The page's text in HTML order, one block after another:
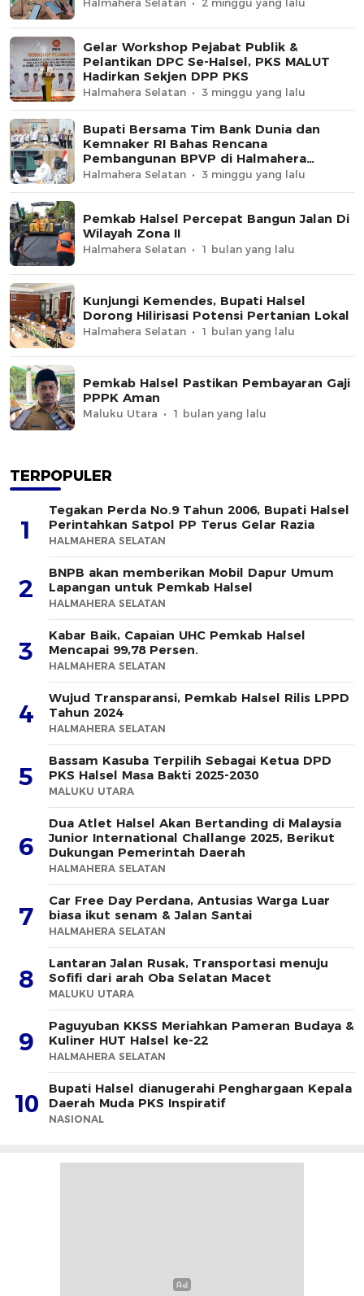
Halmahera Selatan 2 minggu yang lalu
Gelar Workshop Pejabat Publik &
Pelantikan DPC Se-Halsel, PKS MALUT
Hadirkan Sekjen DPP PKS
Halmahera Selatan 3 minggu yang lalu
Bupati Bersama Tim Bank Dunia dan
Kemnaker RI Bahas Rencana
Pembangunan BPVP di Halmahera
Selatan
Halmahera Selatan 3 minggu yang lalu
Pemkab Halsel Percepat Bangun Jalan Di
Wilayah Zona II
Halmahera Selatan 1 bulan yang lalu
Kunjungi Kemendes, Bupati Halsel
Dorong Hilirisasi Potensi Pertanian Lokal
Halmahera Selatan 1 bulan yang lalu
Pemkab Halsel Pastikan Pembayaran Gaji
PPPK Aman
Maluku Utara 1 bulan yang lalu
TERPOPULER
1
Tegakan Perda No.9 Tahun 2006, Bupati Halsel
Perintahkan Satpol PP Terus Gelar Razia
HALMAHERA SELATAN
2
BNPB akan memberikan Mobil Dapur Umum
Lapangan untuk Pemkab Halsel
HALMAHERA SELATAN
3
Kabar Baik, Capaian UHC Pemkab Halsel
Mencapai 99,78 Persen.
HALMAHERA SELATAN
4
Wujud Transparansi, Pemkab Halsel Rilis LPPD
Tahun 2024
HALMAHERA SELATAN
5
Bassam Kasuba Terpilih Sebagai Ketua DPD
PKS Halsel Masa Bakti 2025-2030
MALUKU UTARA
6
Dua Atlet Halsel Akan Bertanding di Malaysia
Junior International Challange 2025, Berikut
Dukungan Pemerintah Daerah
HALMAHERA SELATAN
7
Car Free Day Perdana, Antusias Warga Luar
biasa ikut senam & Jalan Santai
HALMAHERA SELATAN
8
Lantaran Jalan Rusak, Transportasi menuju
Sofifi dari arah Oba Selatan Macet
MALUKU UTARA
9
Paguyuban KKSS Meriahkan Pameran Budaya &
Kuliner HUT Halsel ke-22
HALMAHERA SELATAN
10
Bupati Halsel dianugerahi Penghargaan Kepala
Daerah Muda PKS Inspiratif
NASIONAL